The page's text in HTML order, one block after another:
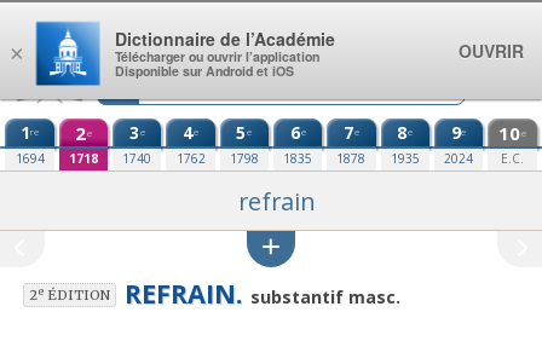
Aller au contenu
1re
1694
2e
1718
3e
1740
4e
1762
5e
1798
6e
1835
7e
1878
8e
1935
9e
2024
10e
E.C.
refrain
2eÉDITION REFRAIN. substantif masc.
×
Dictionnaire de l’Académie
Télécharger ou ouvrir l’application
Disponible sur Android et iOS
OUVRIR